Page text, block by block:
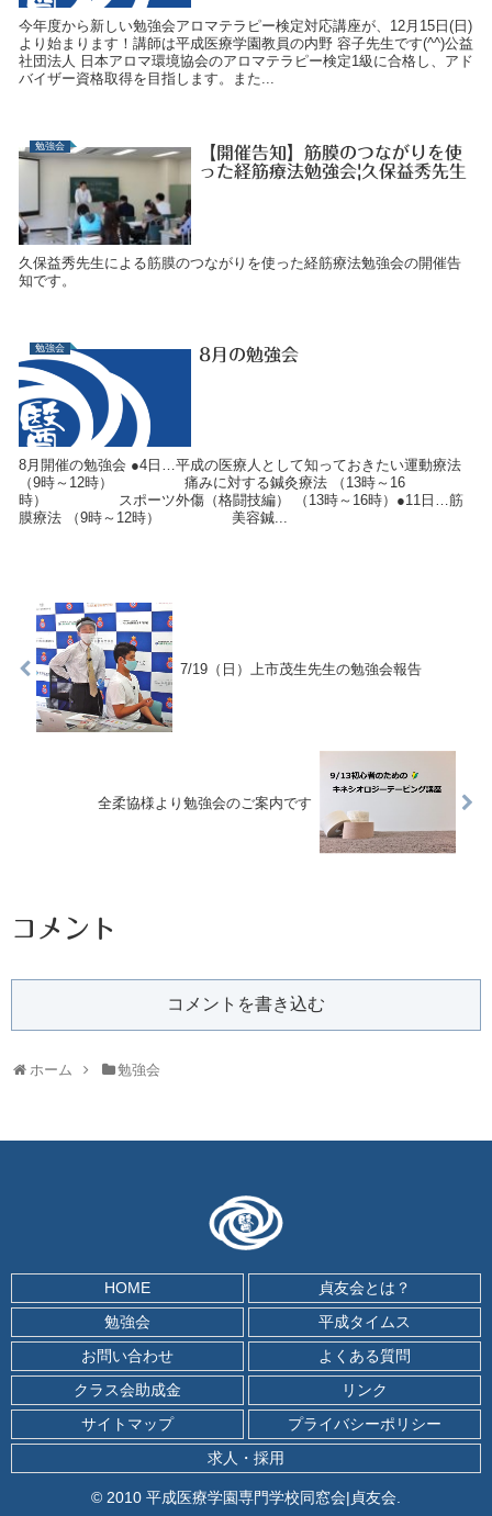
今年度から新しい勉強会アロマテラピー検定対応講座が、12月15日(日)
より始まります！講師は平成医療学園教員の内野 容子先生です(^^)公益
社団法人 日本アロマ環境協会のアロマテラピー検定1級に合格し、アド
バイザー資格取得を目指します。また...
勉強会
【開催告知】筋膜のつながりを使
った経筋療法勉強会|久保益秀先生
久保益秀先生による筋膜のつながりを使った経筋療法勉強会の開催告
知です。
勉強会 8月の勉強会
8月開催の勉強会 ●4日…平成の医療人として知っておきたい運動療法
（9時～12時） 痛みに対する鍼灸療法 （13時～16
時） スポーツ外傷（格闘技編） （13時～16時）●11日…筋
膜療法 （9時～12時） 美容鍼...
7/19（日）上市茂生先生の勉強会報告
全柔協様より勉強会のご案内です
コメント
コメントを書き込む
ホーム 勉強会
HOME
貞友会とは？
勉強会
平成タイムス
お問い合わせ
よくある質問
クラス会助成金
リンク
サイトマップ
プライバシーポリシー
求人・採用
© 2010 平成医療学園専門学校同窓会|貞友会.